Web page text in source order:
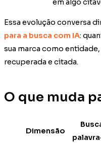
em algo
Essa evolução conversa
para a busca com IA:
sua marca como
recuperada e citada.
O que muda
Dimensão